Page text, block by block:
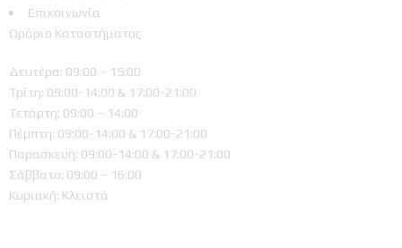
Επικοινωνία
Ωράριο Καταστήματος
Δευτέρα: 09:00 – 15:00
Τρίτη: 09:00-14:00 & 17:00-21:00
Τετάρτη: 09:00 – 14:00
Πέμπτη: 09:00-14:00 & 17:00-21:00
Παρασκευή: 09:00-14:00 & 17:00-21:00
Σάββατο: 09:00 – 16:00
Κυριακή: Κλειστά